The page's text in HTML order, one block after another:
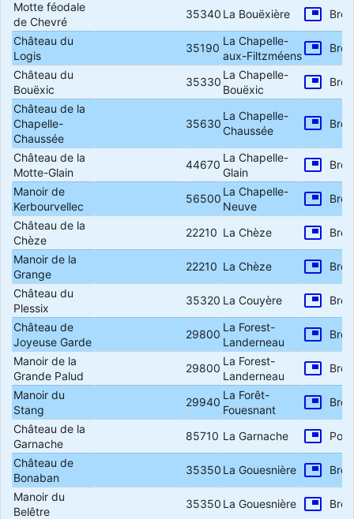
Motte féodale
de Chevré
35340 La Bouëxière picture_in_picture
Château du
Logis
35190
La Chapelle-
aux-Filtzméenspicture_in_picture
Château du
Bouëxic
35330
La Chapelle-
Bouëxic
picture_in_picture
Château de la
Chapelle-
Chaussée
35630
La Chapelle-
Chaussée
picture_in_picture
Château de la
Motte-Glain
44670
La Chapelle-
Glain
picture_in_picture
Manoir de
Kerbourvellec
56500
La Chapelle-
Neuve
picture_in_picture
Château de la
Chèze
22210 La Chèze picture_in_picture
Manoir de la
Grange
22210 La Chèze picture_in_picture
Château du
Plessix
35320 La Couyère picture_in_picture
Château de
Joyeuse Garde
29800
La Forest-
Landerneau
picture_in_picture
Manoir de la
Grande Palud
29800
La Forest-
Landerneau
picture_in_picture
Manoir du
Stang
29940
La Forêt-
Fouesnant
picture_in_picture
Château de la
Garnache
85710 La Garnache picture_in_picture
Château de
Bonaban
35350 La Gouesnière picture_in_picture
Manoir du
Belêtre
35350 La Gouesnière picture_in_picture